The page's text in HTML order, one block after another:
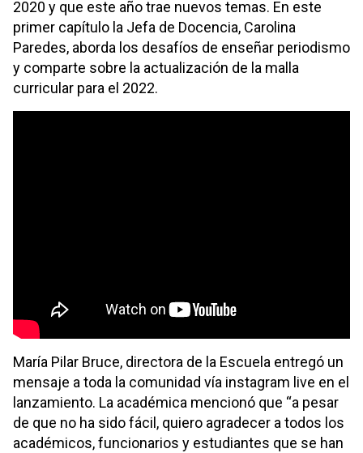
2020 y que este año trae nuevos temas. En este
primer capítulo la Jefa de Docencia, Carolina
Paredes, aborda los desafíos de enseñar periodismo
y comparte sobre la actualización de la malla
curricular para el 2022.
María Pilar Bruce, directora de la Escuela entregó un
mensaje a toda la comunidad vía instagram live en el
lanzamiento. La académica mencionó que “a pesar
de que no ha sido fácil, quiero agradecer a todos los
académicos, funcionarios y estudiantes que se han